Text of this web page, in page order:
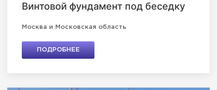
Винтовой фундамент под беседку
Москва и Московская область
ПОДРОБНЕЕ